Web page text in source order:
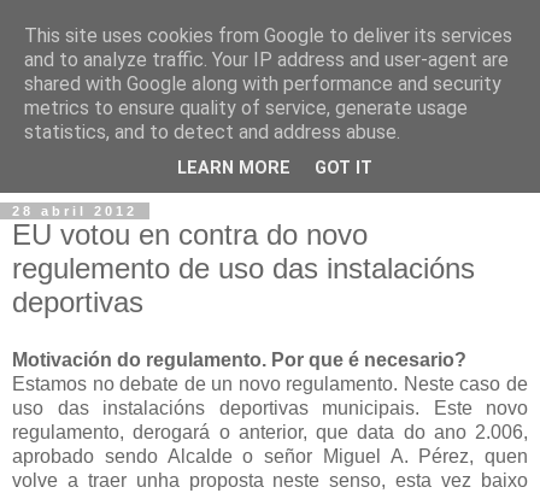
28 abril 2012
EU votou en contra do novo
regulemento de uso das instalacións
deportivas
Motivación do regulamento. Por que é necesario?
Estamos no debate de un novo regulamento. Neste caso de
uso das instalacións deportivas municipais. Este novo
regulamento, derogará o anterior, que data do ano 2.006,
aprobado sendo Alcalde o señor Miguel A. Pérez, quen
volve a traer unha proposta neste senso, esta vez baixo
This site uses cookies from Google to deliver its services
and to analyze traffic. Your IP address and user-agent are
shared with Google along with performance and security
metrics to ensure quality of service, generate usage
statistics, and to detect and address abuse.
LEARN MORE GOT IT